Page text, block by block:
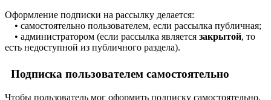
Оформление подписки на рассылку делается:
• самостоятельно пользователем, если рассылка публичная;
• администратором (если рассылка является закрытой, то
есть недоступной из публичного раздела).
Подписка пользователем самостоятельно
Чтобы пользователь мог оформить подписку самостоятельно,